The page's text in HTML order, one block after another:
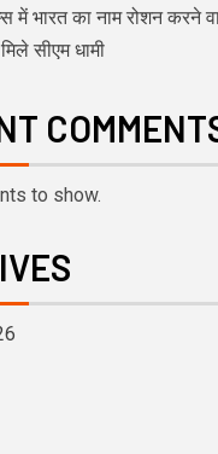
में भारत का नाम रोशन करने
सीएम धामी
to show.